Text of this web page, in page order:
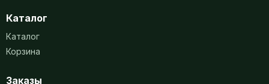
Каталог
Каталог
Корзина
Заказы